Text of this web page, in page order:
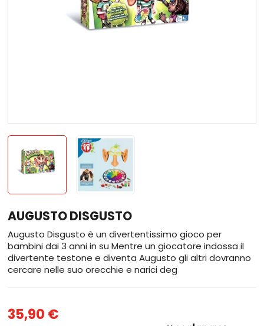
AUGUSTO DISGUSTO
Augusto Disgusto è un divertentissimo gioco per
bambini dai 3 anni in su Mentre un giocatore indossa il
divertente testone e diventa Augusto gli altri dovranno
cercare nelle suo orecchie e narici deg
35,90 €